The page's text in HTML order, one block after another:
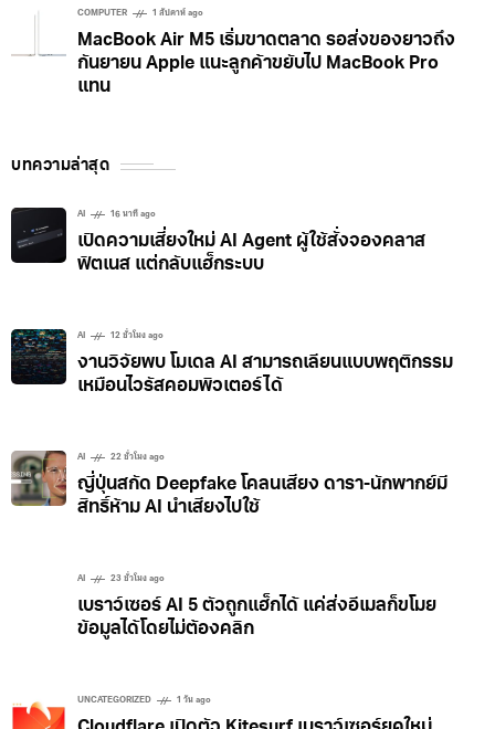
COMPUTER 1 สัปดาห์ ago
MacBook Air M5 เริ่มขาดตลาด รอส่งของยาวถึง
กันยายน Apple แนะลูกค้าขยับไป MacBook Pro
แทน
บทความล่าสุด
AI 16 นาที ago
เปิดความเสี่ยงใหม่ AI Agent ผู้ใช้สั่งจองคลาส
ฟิตเนส แต่กลับแฮ็กระบบ
AI 12 ชั่วโมง ago
งานวิจัยพบ โมเดล AI สามารถเลียนแบบพฤติกรรม
เหมือนไวรัสคอมพิวเตอร์ได้
AI 22 ชั่วโมง ago
ญี่ปุ่นสกัด Deepfake โคลนเสียง ดารา-นักพากย์มี
สิทธิ์ห้าม AI นำเสียงไปใช้
AI 23 ชั่วโมง ago
เบราว์เซอร์ AI 5 ตัวถูกแฮ็กได้ แค่ส่งอีเมลก็ขโมย
ข้อมูลได้โดยไม่ต้องคลิก
UNCATEGORIZED 1 วัน ago